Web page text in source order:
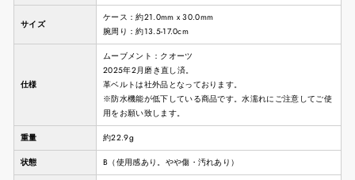
サイズ
ケース：約21.0mm x 30.0mm
腕周り：約13.5-17.0cm
仕様
ムーブメント：クオーツ
2025年2月磨き直し済。
革ベルトは社外品となっております。
※防水機能が低下している商品です。水濡れにご注意してご使
用をお願い致します。
重量 約22.9g
状態 B（使用感あり。やや傷・汚れあり）